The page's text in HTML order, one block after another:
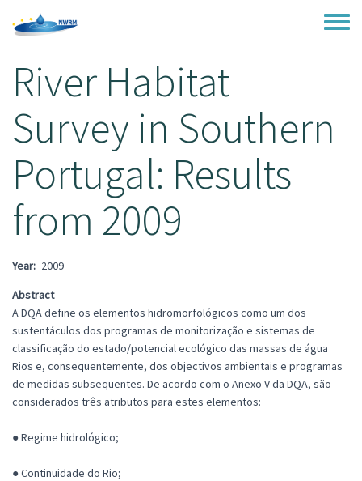
Toggle
River Habitat
Survey in Southern
Portugal: Results
from 2009
Year
2009
Abstract
A DQA define os elementos hidromorfológicos como um dos
sustentáculos dos programas de monitorização e sistemas de
classificação do estado/potencial ecológico das massas de água
Rios e, consequentemente, dos objectivos ambientais e programas
de medidas subsequentes. De acordo com o Anexo V da DQA, são
considerados três atributos para estes elementos:
● Regime hidrológico;
● Continuidade do Rio;